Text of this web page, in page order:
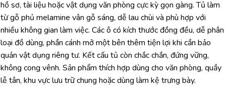
hồ sơ, tài liệu hoặc vật dụng văn phòng cực kỳ gọn gàng. Tủ làm
từ gỗ phủ melamine vân gỗ sáng, dễ lau chùi và phù hợp với
nhiều không gian làm việc. Các ô có kích thước đồng đều, dễ phân
loại đồ dùng, phần cánh mở một bên thêm tiện lợi khi cần bảo
quản vật dụng riêng tư. Kết cấu tủ còn chắc chắn, đứng vững,
không cong vênh. Sản phẩm thích hợp dùng cho văn phòng, quầy
lễ tân, khu vực lưu trữ chung hoặc dùng làm kệ trưng bày.